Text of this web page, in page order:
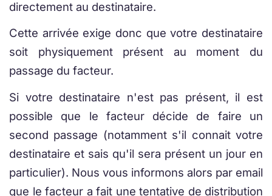
directement au destinataire.
Cette arrivée exige donc que votre destinataire
soit physiquement présent au moment du
passage du facteur.
Si votre destinataire n'est pas présent, il est
possible que le facteur décide de faire un
second passage (notamment s'il connait votre
destinataire et sais qu'il sera présent un jour en
particulier). Nous vous informons alors par email
que le facteur a fait une tentative de distribution